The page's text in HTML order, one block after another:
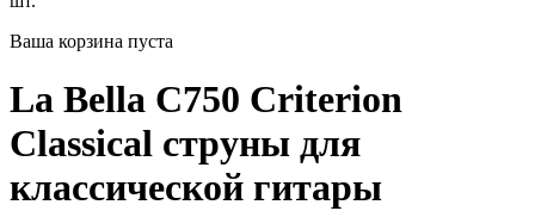
Ваша корзина пуста
La Bella C750 Criterion
Classical струны для
классической гитары